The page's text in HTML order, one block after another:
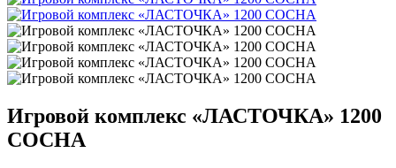
Игровой комплекс «ЛАСТОЧКА» 1200
СОСНА